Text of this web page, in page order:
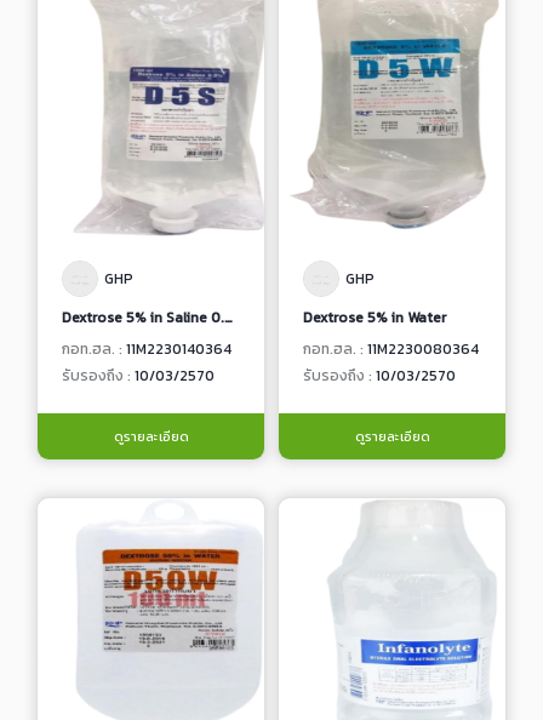
GHP
Dextrose 5% in Saline 0.9%
กอท.ฮล. : 11M2230140364
รับรองถึง : 10/03/2570
ดูรายละเอียด
GHP
Dextrose 5% in Water
กอท.ฮล. : 11M2230080364
รับรองถึง : 10/03/2570
ดูรายละเอียด